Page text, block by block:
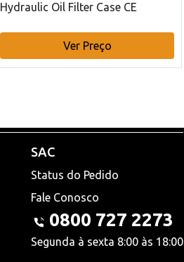
Hydraulic Oil Filter Case CE
Ver Preço
SAC
Status do Pedido
Fale Conosco
0800 727 2273
Segunda à sexta 8:00 às 18:00